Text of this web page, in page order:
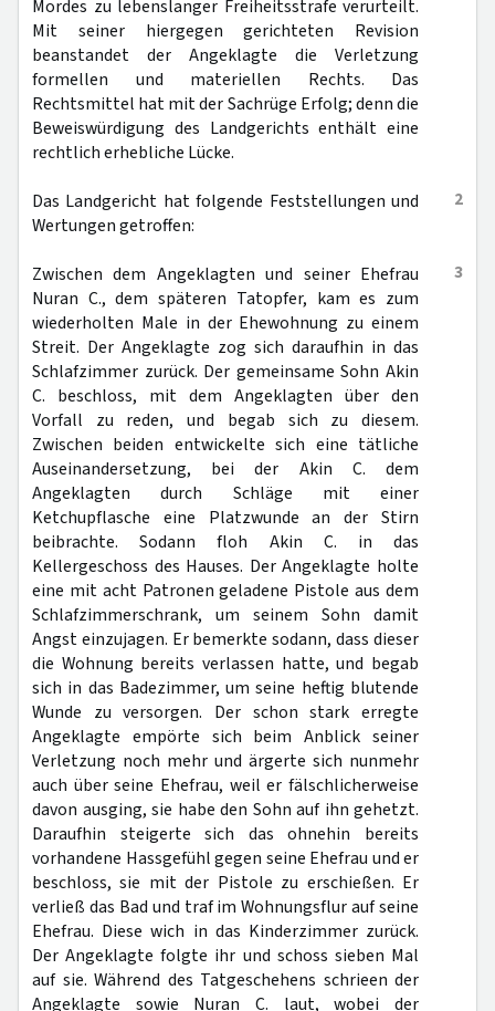
Mordes zu lebenslanger Freiheitsstrafe verurteilt.
Mit seiner hiergegen gerichteten Revision
beanstandet der Angeklagte die Verletzung
formellen und materiellen Rechts. Das
Rechtsmittel hat mit der Sachrüge Erfolg; denn die
Beweiswürdigung des Landgerichts enthält eine
rechtlich erhebliche Lücke.
2
Das Landgericht hat folgende Feststellungen und
Wertungen getroffen:
3
Zwischen dem Angeklagten und seiner Ehefrau
Nuran C., dem späteren Tatopfer, kam es zum
wiederholten Male in der Ehewohnung zu einem
Streit. Der Angeklagte zog sich daraufhin in das
Schlafzimmer zurück. Der gemeinsame Sohn Akin
C. beschloss, mit dem Angeklagten über den
Vorfall zu reden, und begab sich zu diesem.
Zwischen beiden entwickelte sich eine tätliche
Auseinandersetzung, bei der Akin C. dem
Angeklagten durch Schläge mit einer
Ketchupflasche eine Platzwunde an der Stirn
beibrachte. Sodann floh Akin C. in das
Kellergeschoss des Hauses. Der Angeklagte holte
eine mit acht Patronen geladene Pistole aus dem
Schlafzimmerschrank, um seinem Sohn damit
Angst einzujagen. Er bemerkte sodann, dass dieser
die Wohnung bereits verlassen hatte, und begab
sich in das Badezimmer, um seine heftig blutende
Wunde zu versorgen. Der schon stark erregte
Angeklagte empörte sich beim Anblick seiner
Verletzung noch mehr und ärgerte sich nunmehr
auch über seine Ehefrau, weil er fälschlicherweise
davon ausging, sie habe den Sohn auf ihn gehetzt.
Daraufhin steigerte sich das ohnehin bereits
vorhandene Hassgefühl gegen seine Ehefrau und er
beschloss, sie mit der Pistole zu erschießen. Er
verließ das Bad und traf im Wohnungsflur auf seine
Ehefrau. Diese wich in das Kinderzimmer zurück.
Der Angeklagte folgte ihr und schoss sieben Mal
auf sie. Während des Tatgeschehens schrieen der
Angeklagte sowie Nuran C. laut, wobei der